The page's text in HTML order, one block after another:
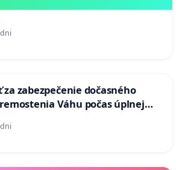
zabezpečenie dočasného
Váhu počas úplnej
mosta v Komárne